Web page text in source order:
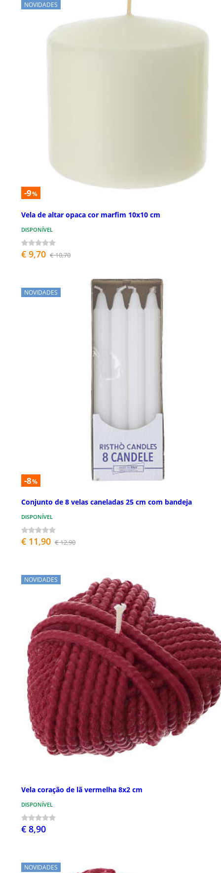
NOVIDADES
-9%
Vela de altar opaca cor marfim 10x10 cm
DISPONÍVEL
€ 9,70 € 10,70
NOVIDADES
-8%
Conjunto de 8 velas caneladas 25 cm com bandeja
DISPONÍVEL
€ 11,90 € 12,90
NOVIDADES
Vela coração de lã vermelha 8x2 cm
DISPONÍVEL
€ 8,90
NOVIDADES